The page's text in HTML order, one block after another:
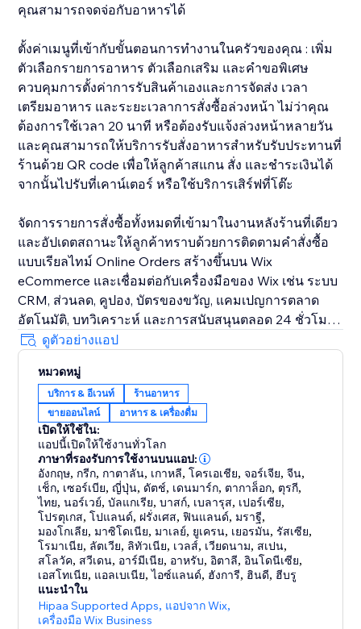
คุณสามารถจดจ่อกับอาหารได้
ตั้งค่าเมนูที่เข้ากับขั้นตอนการทำงานในครัวของคุณ : เพิ่ม
ตัวเลือกรายการอาหาร ตัวเลือกเสริม และคำขอพิเศษ
ควบคุมการตั้งค่าการรับสินค้าเองและการจัดส่ง เวลา
เตรียมอาหาร และระยะเวลาการสั่งซื้อล่วงหน้า ไม่ว่าคุณ
ต้องการใช้เวลา 20 นาที หรือต้องรับแจ้งล่วงหน้าหลายวัน
และคุณสามารถให้บริการรับสั่งอาหารสำหรับรับประทานที่
ร้านด้วย QR code เพื่อให้ลูกค้าสแกน สั่ง และชำระเงินได้
จากนั้นไปรับที่เคาน์เตอร์ หรือใช้บริการเสิร์ฟที่โต๊ะ
จัดการรายการสั่งซื้อทั้งหมดที่เข้ามาในงานหลังร้านที่เดียว
และอัปเดตสถานะให้ลูกค้าทราบด้วยการติดตามคำสั่งซื้อ
แบบเรียลไทม์ Online Orders สร้างขึ้นบน Wix
eCommerce และเชื่อมต่อกับเครื่องมือของ Wix เช่น ระบบ
CRM, ส่วนลด, คูปอง, บัตรของขวัญ, แคมเปญการตลาด
อัตโนมัติ, บทวิเคราะห์ และการสนับสนุนตลอด 24 ชั่วโมง
ทุกวัน เพื่อให้คุณสามารถเพิ่มคำสั่งซื้อซ้ำและบริหารร้าน
อาหารของคุณได้ในที่เดียว
ดูตัวอย่างแอป
หมวดหมู่
บริการ & อีเวนท์
ร้านอาหาร
ขายออนไลน์
อาหาร & เครื่องดื่ม
เปิดให้ใช้ใน:
แอปนี้เปิดให้ใช้งานทั่วโลก
ภาษาที่รองรับการใช้งานบนแอป:
อังกฤษ, กรีก, กาตาลัน, เกาหลี,โครเอเชีย,จอร์เจีย,จีน,
เช็ก, เซอร์เบีย,ญี่ปุ่น, ดัตช์, เดนมาร์ก, ตากาล็อก, ตุรกี,
ไทย,นอร์เวย์,บัลแกเรีย,บาสก์, เบลารุส, เปอร์เซีย,
โปรตุเกส,โปแลนด์, ฝรั่งเศส,ฟินแลนด์,มราฐี,
มองโกเลีย,มาซิโดเนีย,มาเลย์, ยูเครน, เยอรมัน,รัสเซีย,
โรมาเนีย, ลัตเวีย, ลิทัวเนีย, เวลส์, เวียดนาม, สเปน,
สโลวัค, สวีเดน, อาร์มีเนีย, อาหรับ,อิตาลี,อินโดนีเซีย,
เอสโทเนีย, แอลเบเนีย,ไอซ์แลนด์, ฮังการี, ฮินดี, ฮีบรู
แนะนำใน
Hipaa Supported Apps, แอปจาก Wix,
เครื่องมือ Wix Business